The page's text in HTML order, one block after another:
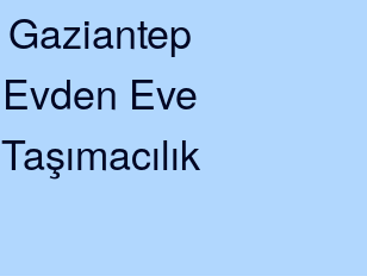
Gaziantep
Evden Eve
Taşımacılık